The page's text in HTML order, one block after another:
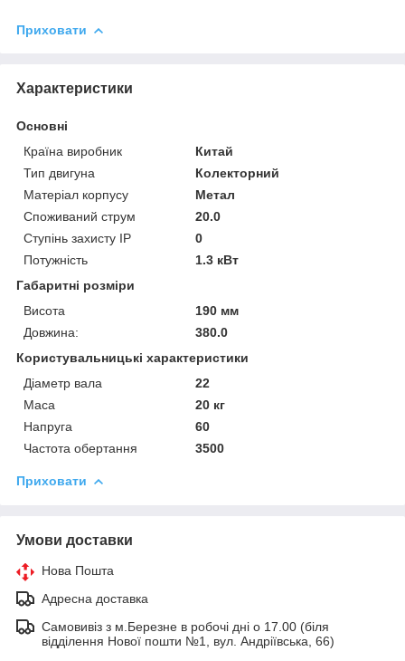
Приховати
Характеристики
Основні
Країна виробник
Китай
Тип двигуна
Колекторний
Матеріал корпусу
Метал
Споживаний струм
20.0
Ступінь захисту IP
0
Потужність
1.3 кВт
Габаритні розміри
Висота
190 мм
Довжина:
380.0
Користувальницькі характеристики
Діаметр вала
22
Маса
20 кг
Напруга
60
Частота обертання
3500
Приховати
Умови доставки
Нова Пошта
Адресна доставка
Самовивіз з м.Березне в робочі дні о 17.00 (біля
відділення Нової пошти №1, вул. Андріївська, 66)